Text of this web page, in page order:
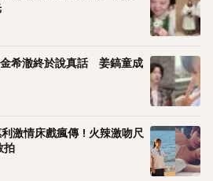
金希澈終於說真話 姜鎬童成
利激情床戲瘋傳！火辣激吻尺
拍